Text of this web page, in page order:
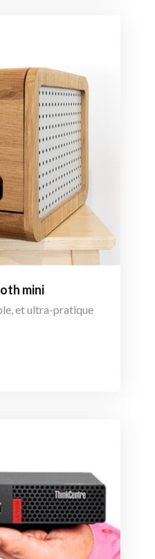
mini​
et ultra-pratique